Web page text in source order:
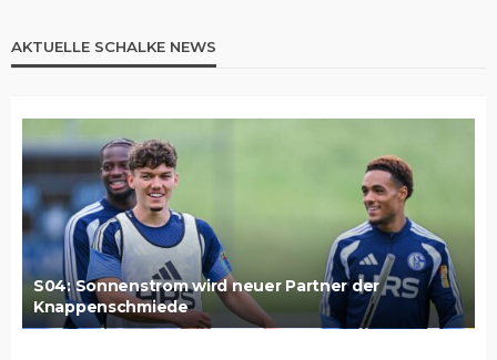
AKTUELLE SCHALKE NEWS
S04: Sonnenstrom wird neuer Partner der
Knappenschmiede